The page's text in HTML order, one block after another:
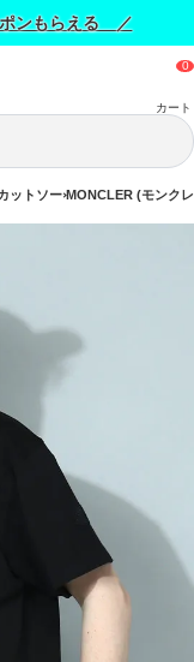
ンもらえる ／
カート
ットソー MONCLER (モンク